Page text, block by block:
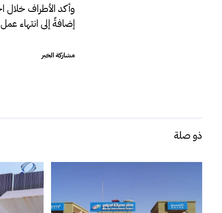
وأكد الأطراف
إضافةً إلى انتهاء عمل لجنة
مشاركة الخبر
ذو صلة